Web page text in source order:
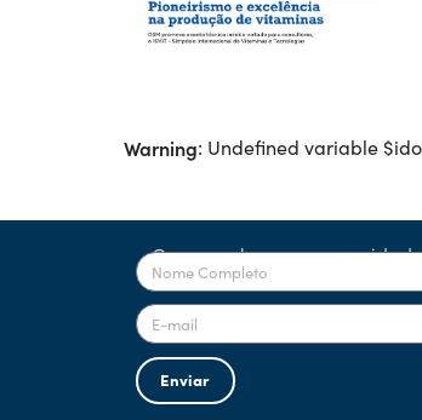
Warning: Undefined variable
Quer receber nossas
Enviar